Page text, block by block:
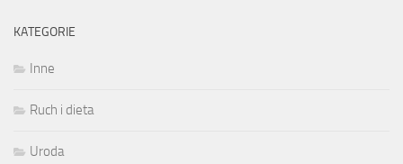
KATEGORIE
Inne
Ruch i dieta
Uroda